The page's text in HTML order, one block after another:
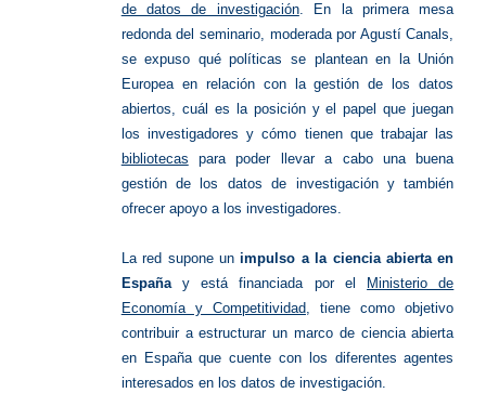
de datos de investigación. En la primera mesa
redonda del seminario, moderada por Agustí Canals,
se expuso qué políticas se plantean en la Unión
Europea en relación con la gestión de los datos
abiertos, cuál es la posición y el papel que juegan
los investigadores y cómo tienen que trabajar las
bibliotecas para poder llevar a cabo una buena
gestión de los datos de investigación y también
ofrecer apoyo a los investigadores.
La red supone unimpulso a la ciencia abierta en
Españay está financiada por el
Ministerio de
Economía y Competitividad, tiene como objetivo
contribuir a estructurar un marco de ciencia abierta
en España que cuente con los diferentes agentes
interesados en los datos de investigación.